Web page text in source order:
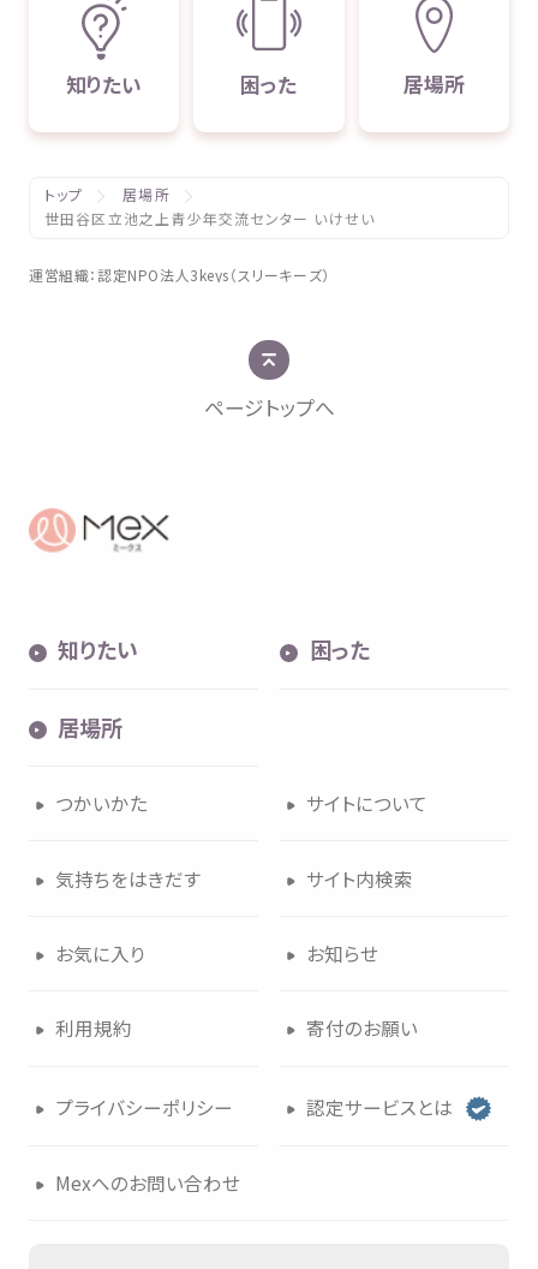
知りたい 困った 居場所
トップ
居場所
世田谷区立池之上青少年交流センター いけせい
運営組織：認定NPO法人 3keys（スリーキーズ）
ページトップへ
知りたい 困った
居場所
つかいかた サイトについて
気持ちをはきだす サイト内検索
お気に入 り お知らせ
利用規約 寄付のお願い
プライバシーポリシー 認定サービスとは
Mexへのお問い合わせ